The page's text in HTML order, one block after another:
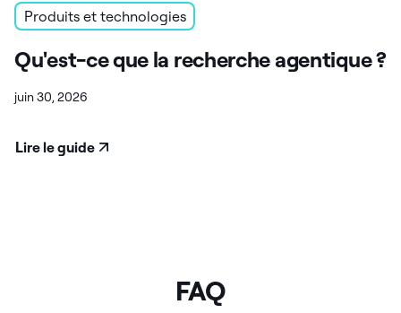
Produits et technologies
Qu'est-ce que la recherche agentique ?
juin 30, 2026
Lire le guide
FAQ